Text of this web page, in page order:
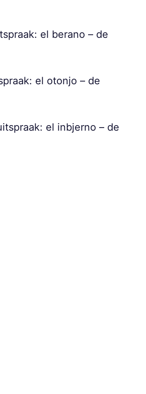
el berano – de
el otonjo – de
el inbjerno – de